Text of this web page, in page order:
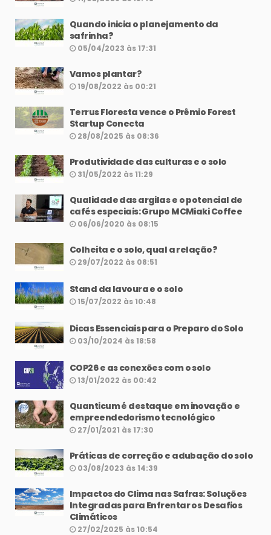
Quando inicia o planejamento da
safrinha?
05/04/2023 às 17:31
Vamos plantar?
19/08/2022 às 00:21
Terrus Floresta vence o Prêmio Forest
Startup Conecta
28/08/2025 às 08:36
Produtividade das culturas e o solo
31/05/2022 às 11:29
Qualidade das argilas e o potencial de
cafés especiais: Grupo MCMiaki Coffee
06/06/2020 às 08:15
Colheita e o solo, qual a relação?
29/07/2022 às 08:51
Stand da lavoura e o solo
15/07/2022 às 10:48
Dicas Essenciais para o Preparo do Solo
03/10/2024 às 18:58
COP26 e as conexões com o solo
13/01/2022 às 00:42
Quanticum é destaque em inovação e
empreendedorismo tecnológico
27/01/2021 às 17:30
Práticas de correção e adubação do solo
03/08/2023 às 14:39
Impactos do Clima nas Safras: Soluções
Integradas para Enfrentar os Desafios
Climáticos
27/02/2025 às 10:54